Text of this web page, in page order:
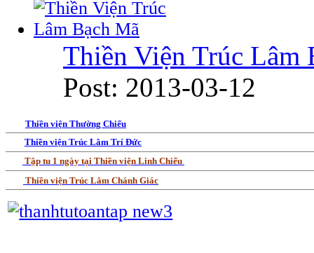
Thiền Viện Trúc Lâm
Post: 2013-03-12
Thiền viện Thường Chiếu
Thiền viện Trúc Lâm Trí Đức
Tập tu 1 ngày tại Thiền viện Linh Chiếu
Thiền viện Trúc Lâm Chánh Giác